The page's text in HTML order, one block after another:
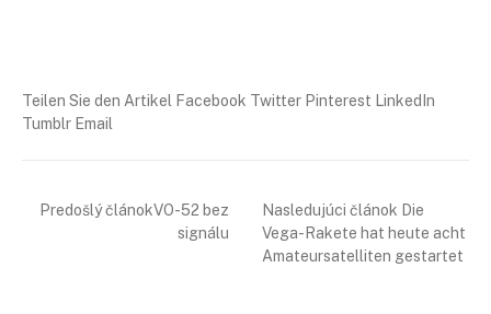
Teilen Sie den Artikel Facebook Twitter Pinterest LinkedIn
Tumblr Email
Predošlý článokVO-52 bez
signálu
Nasledujúci článok Die
Vega-Rakete hat heute acht
Amateursatelliten gestartet